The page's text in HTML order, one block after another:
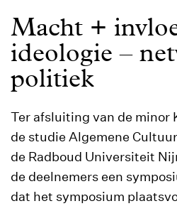
Macht +
ideologie –
politiek
Ter afsluiting van de minor
de studie Algemene
de Radboud Universiteit
de deelnemers een
dat het symposium